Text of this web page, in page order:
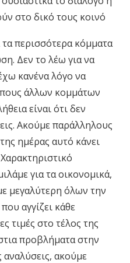
στο δικό τους κοινό
περισσότερα κόμματα
Δεν το λέω για να
κανένα λόγο να
άλλων κομμάτων
είναι ότι δεν
Ακούμε παράλληλους
ημέρας αυτό κάνει
για τα οικονομικά,
μεγαλύτερη όλων την
αγγίζει κάθε
τιμές στο τέλος της
προβλήματα στην
αναλύσεις, ακούμε